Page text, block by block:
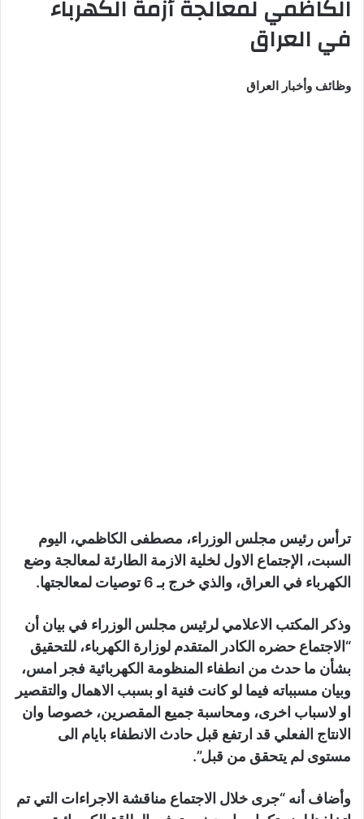
الكاظمي لمعالجة أزمة الكهرباء
في العراق
وظائف وأخبار العراق
ترأس رئيس مجلس الوزراء، مصطفى الكاظمي، اليوم
السبت، الإجتماع الاول لخلية الازمة الطارئة لمعالجة وضع
الكهرباء في العراق، والذي خرج بـ 6 توصيات لمعالجتها.
وذكر المكتب الاعلامي لرئيس مجلس الوزراء في بيان أن
“الاجتماع حضره الكادر المتقدم لوزارة الكهرباء، للتحقيق
بشأن ما حدث من انطفاء المنظومة الكهربائية فجر امس،
وبيان مسبباته فيما لو كانت فنية او بسبب الاهمال والتقصير
او لاسباب اخرى، ومحاسبة جميع المقصرين، خصوصا وان
الانتاج الفعلي قد ارتفع قبل حادث الانطفاء بايام الى
مستوى لم يتحقق من قبل”.
وأضاف أنه “جرى خلال الاجتماع مناقشة الاجراءات التي تم